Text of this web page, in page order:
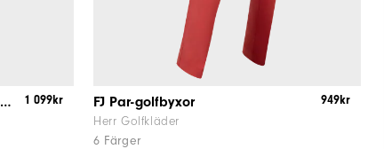
FJ Performance Tapered Fit Trousers 1 099kr FJ Par-golfbyxor
Herr Golfkläder
6 Färger
949kr